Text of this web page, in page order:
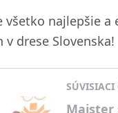
všetko najlepšie a
v drese Slovenska!
SÚVISIACI
Majster